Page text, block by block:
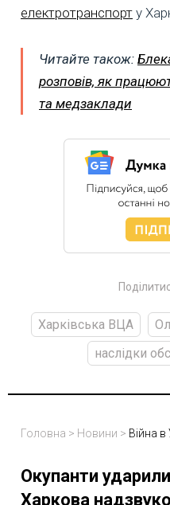
електротранспорт у
Читайте також:
розповів, як
та медзаклади
Харківська ВЦА
наслідки
Головна > Новини > Війна в
Окупанти
Харкова